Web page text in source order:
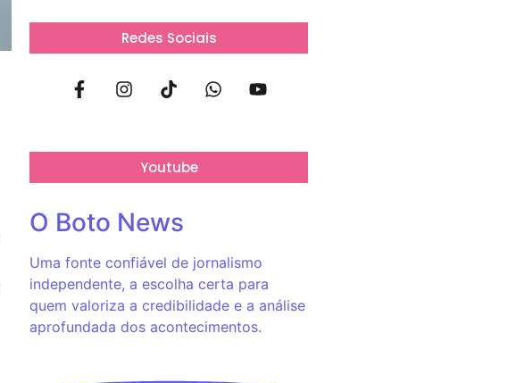
Redes Sociais
Youtube
O Boto News
Uma fonte confiável de jornalismo
independente, a escolha certa para
quem valoriza a credibilidade e a análise
aprofundada dos acontecimentos.